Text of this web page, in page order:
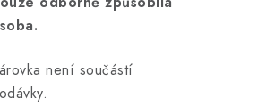
není součástí